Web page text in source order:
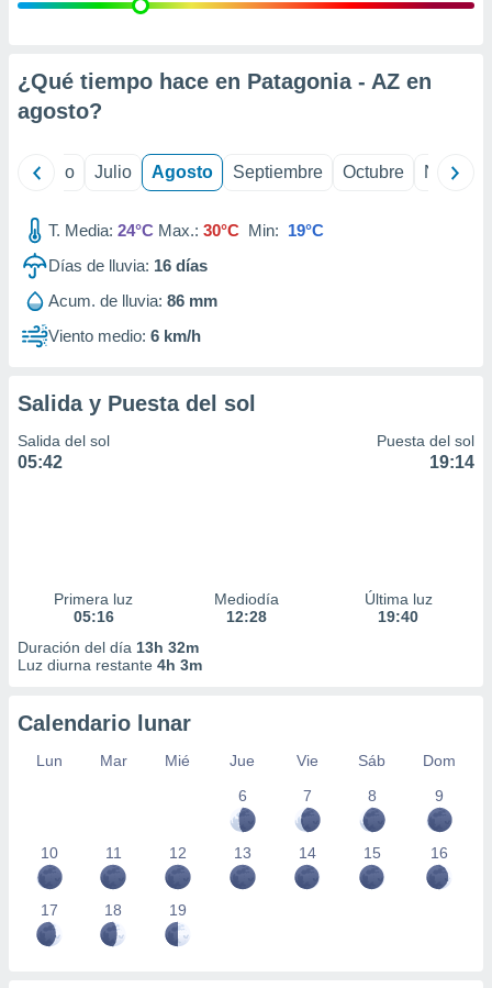
e
mediante
publicidad
de
1199
¿Qué tiempo hace en Patagonia - AZ en
agosto?
Junio Julio Agosto Septiembre Octubre
T. Media: 24°C Max.: 30°C Min: 19°C
Días de lluvia: 16 días
Acum. de lluvia: 86 mm
Viento medio: 6 km/h
Salida y Puesta del sol
Salida del sol
05:42
Puesta del sol
19:14
Primera luz
05:16
Mediodía
12:28
Última luz
19:40
Duración del día 13h 32m
Luz diurna restante 4h 3m
Calendario lunar
Lun Mar Mié Jue Vie Sáb
Dom
6
7 8 9
10 11 12 13 14 15 16
17 18 19